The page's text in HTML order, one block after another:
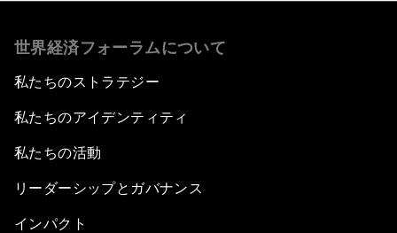
世界経済フォーラムについて
私たちのストラテジー
私たちのアイデンティティ
私たちの活動
リーダーシップとガバナンス
インパクト